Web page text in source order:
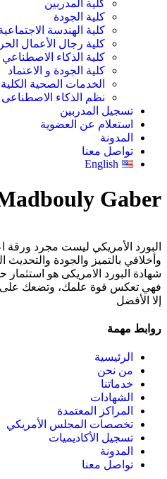
كلية المدربين
كلية الجودة
كلية الهندسة
كلية رجال الأعمال
كلية الذكاء
كلية الجودة و الاعتماد
الخدمات الصحية
نظم الذكاء الاصطناعى
تسجيل المدربين
استعلام عن العضوية
المدونة
تواصل معنا
English
Gaber
البورد الأمريكي ليست مجرد ورقة
وأخلاقي بالتميز والجودة
شهادة البورد الامريكى هو
فهي تعكس قوة علمك، وتضعك على
إلا الأفضل
روابط مهمة
الرئيسية
من نحن
خدماتنا
الشهادات
المراكز المعتمدة
تخصصات المجلس الأمريكي
تسجيل الأكاديميات
المدونة
تواصل معنا